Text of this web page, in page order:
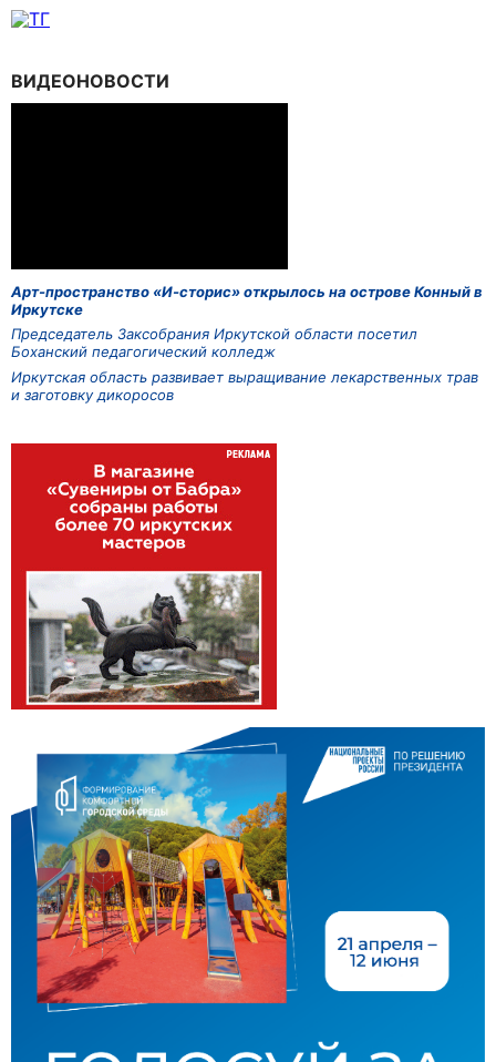
ВИДЕОНОВОСТИ
Арт-пространство «И-сторис» открылось на острове Конный в
Иркутске
Председатель Заксобрания Иркутской области посетил
Боханский педагогический колледж
Иркутская область развивает выращивание лекарственных трав
и заготовку дикоросов